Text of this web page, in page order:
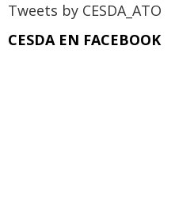
Tweets by CESDA_ATO
CESDA EN FACEBOOK